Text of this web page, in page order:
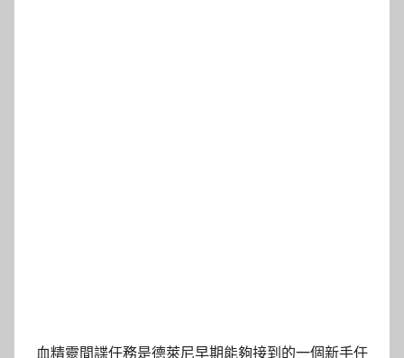
血精靈間諜任務是德萊尼早期能夠接到的一個新手任